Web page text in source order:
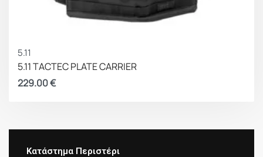
5.11
5.11 TACTEC PLATE CARRIER
229.00€
Κατάστημα Περιστέρι